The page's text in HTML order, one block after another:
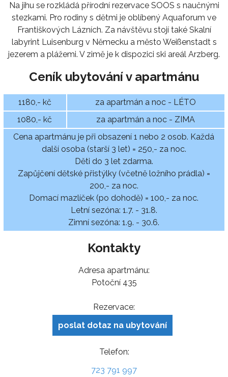
Na jihu se rozkládá přírodní rezervace SOOS s naučnými
stezkami. Pro rodiny s dětmi je oblíbený Aquaforum ve
Františkových Lázních. Za návštěvu stojí také Skalní
labyrint Luisenburg v Německu a město Weißenstadt s
jezerem a plážemi. V zimě je k dispozici ski areál Arzberg.
Ceník ubytování v apartmánu
1180,- kč
za apartmán a noc - LÉTO
1080,- kč
za apartmán a noc - ZIMA
Cena apartmánu je při obsazení 1 nebo 2 osob. Každá
další osoba (starší 3 let) = 250,- za noc.
Děti do 3 let zdarma.
Zapůjčení dětské přistýlky (včetně ložního prádla) =
200,- za noc.
Domací mazlíček (po dohodě) = 100,- za noc.
Letní sezóna: 1.7. - 31.8.
Zimní sezóna: 1.9. - 30.6.
Kontakty
Adresa apartmánu:
Potoční 435
Rezervace:
poslat dotaz na ubytování
Telefon:
723 791 997